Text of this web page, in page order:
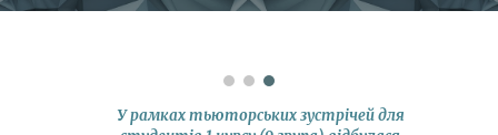
У рамках тьюторських зустрічей для